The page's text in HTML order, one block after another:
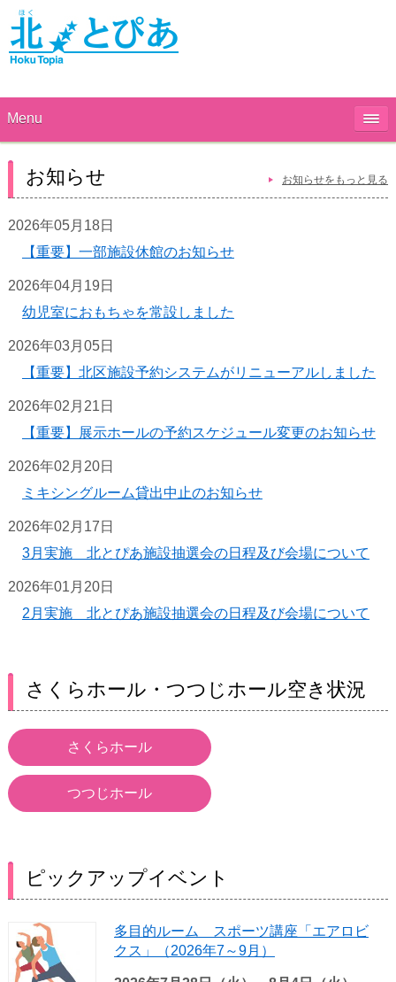
Menu
お知らせ
2026年05月18日
【重要】一部施設休館のお知らせ
2026年04月19日
幼児室におもちゃを常設しました
2026年03月05日
【重要】北区施設予約システムがリニューアルしました
2026年02月21日
【重要】展示ホールの予約スケジュール変更のお知らせ
2026年02月20日
ミキシングルーム貸出中止のお知らせ
2026年02月17日
3月実施 北とぴあ施設抽選会の日程及び会場について
2026年01月20日
2月実施 北とぴあ施設抽選会の日程及び会場について
お知らせをもっと見る
さくらホール・つつじホール空き状況
さくらホール
つつじホール
ピックアップイベント
多目的ルーム スポーツ講座「エアロビ
クス」（2026年7～9月）